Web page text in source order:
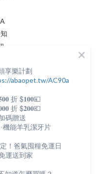
們
- 6166
區保生路2號
享樂計劃
abaopet.tw/AC90a
折 $𝟏𝟎𝟎💴
折 $𝟐𝟎𝟎💶
碼贈送
機能羊乳潔牙片
！爸氣囤糧免運日
運送到家